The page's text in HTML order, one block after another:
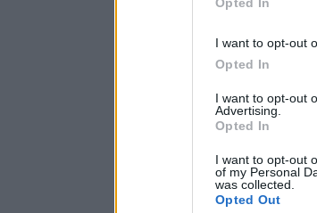
I want to opt-out
Opted In
I want to opt-out
Advertising.
Opted In
I want to opt-out
of my Personal
was collected.
Opted Out